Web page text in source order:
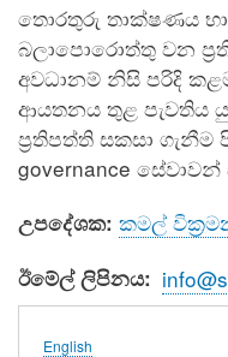
තොරතුරු තාක්ෂණය
බලාපොරොත්තු වන
අවධානම් නිසි පරිදි
ආයතනය තුළ පැවතිය
ප්‍රතිපත්ති සකසා ගැනීම
governance
උපදේශක: කමල්
ඊමේල් ලිපිනය
English